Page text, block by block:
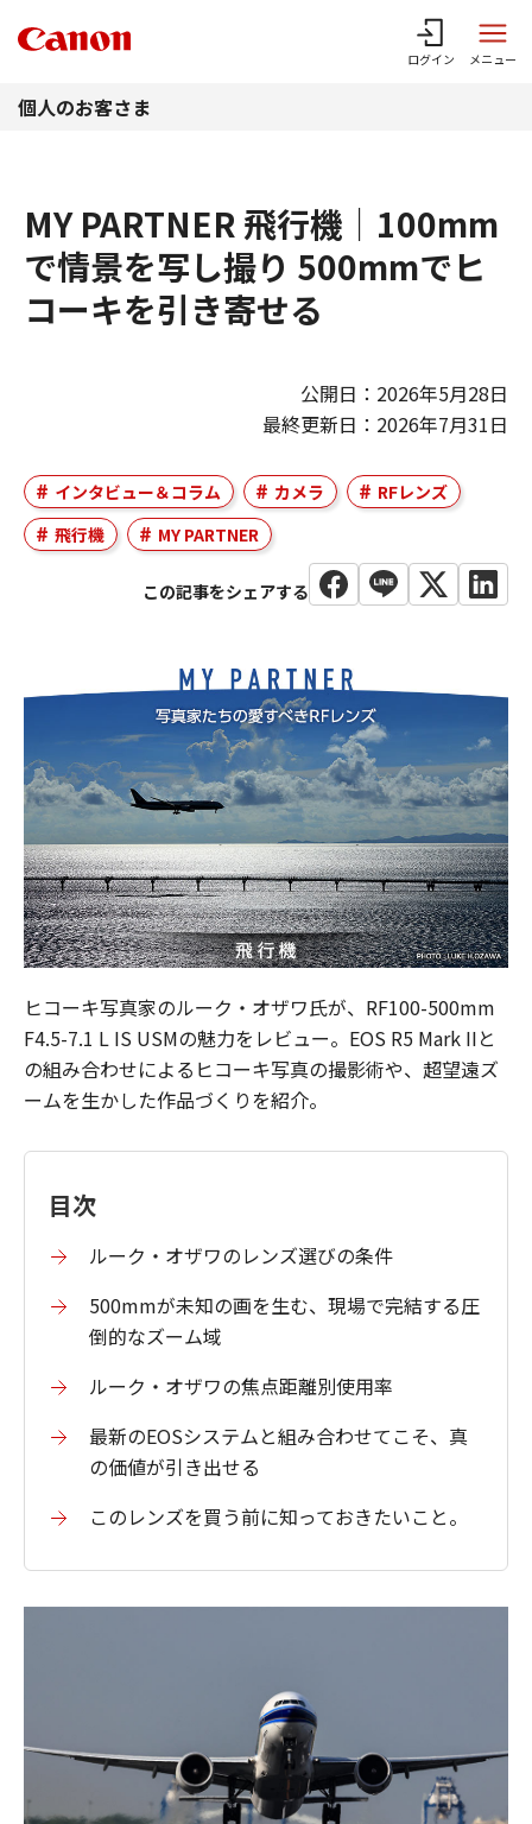
ログイン メニュー
個人のお客さま
MY PARTNER 飛行機｜100mm
で情景を写し撮り 500mmでヒ
コーキを引き寄せる
公開日：2026年5月28日
最終更新日：2026年7月31日
インタビュー＆コラム カメラ
RFレンズ
飛行機
MY PARTNER
ヒコーキ写真家のルーク・オザワ氏が、RF100-500mm
F4.5-7.1 L IS USMの魅力をレビュー。EOS R5 Mark IIと
の組み合わせによるヒコーキ写真の撮影術や、超望遠ズ
ームを生かした作品づくりを紹介。
目次
ルーク・オザワのレンズ選びの条件
500mmが未知の画を生む、現場で完結する圧
倒的なズーム域
ルーク・オザワの焦点距離別使用率
最新のEOSシステムと組み合わせてこそ、真
の価値が引き出せる
このレンズを買う前に知っておきたいこと。